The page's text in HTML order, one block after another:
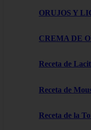
ORUJOS Y
CREMA DE
Receta de
Receta de
Receta de la